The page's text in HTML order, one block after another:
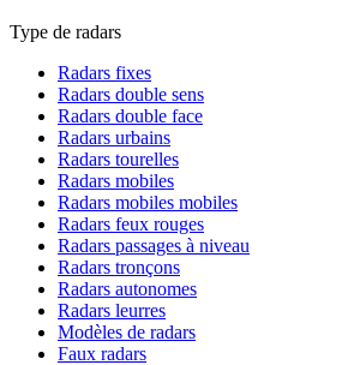
Type de radars
Radars fixes
Radars double sens
Radars double face
Radars urbains
Radars tourelles
Radars mobiles
Radars mobiles mobiles
Radars feux rouges
Radars passages à niveau
Radars tronçons
Radars autonomes
Radars leurres
Modèles de radars
Faux radars